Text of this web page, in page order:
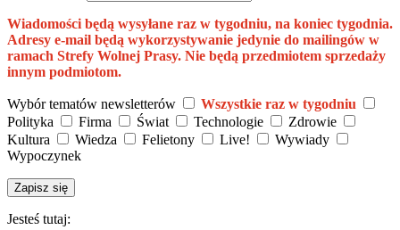
Wiadomości będą wysyłane raz w tygodniu, na koniec tygodnia.
Adresy e-mail będą wykorzystywanie jedynie do mailingów w
ramach Strefy Wolnej Prasy. Nie będą przedmiotem sprzedaży
innym podmiotom.
Wybór tematów newsletterów
Wszystkie raz w tygodniu
Polityka
Firma Świat Technologie
Zdrowie
Kultura
Wiedza Felietony Live!
Wywiady
Wypoczynek
Jesteś tutaj: